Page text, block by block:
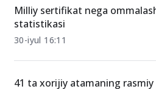
01-avgust 09:23
statistikasi
30-iyul 16:11